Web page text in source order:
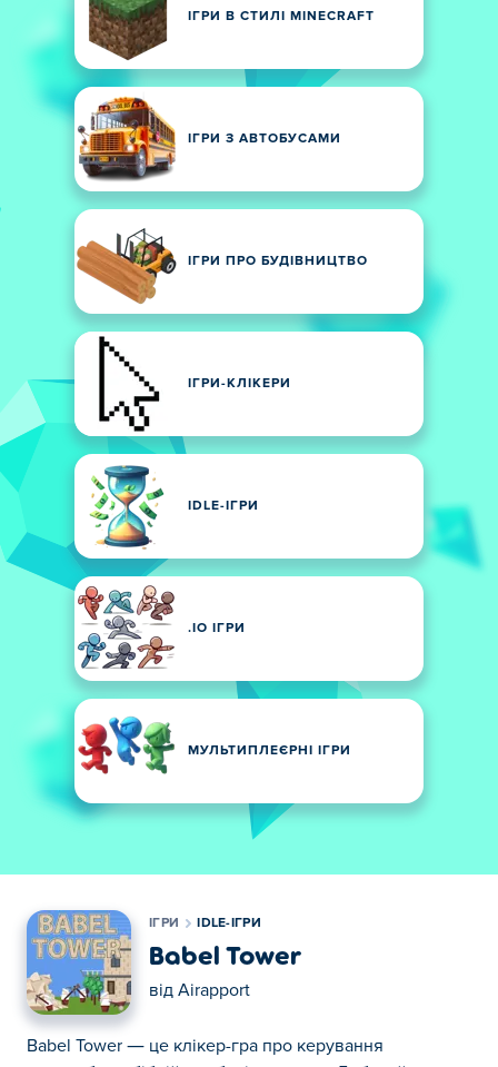
ІГРИ В СТИЛІ MINECRAFT
ІГРИ З АВТОБУСАМИ
ІГРИ ПРО БУДІВНИЦТВО
ІГРИ-КЛІКЕРИ
IDLE-ІГРИ
.IO ІГРИ
МУЛЬТИПЛЕЄРНІ ІГРИ
ІГРИ IDLE-ІГРИ
Babel Tower
від Airapport
Babel Tower — це клікер-гра про керування